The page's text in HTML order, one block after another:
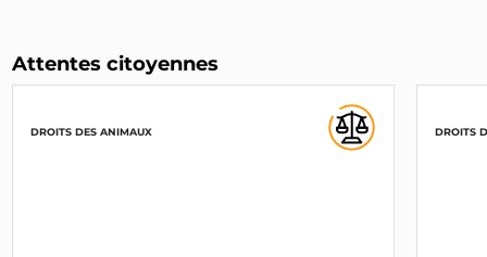
Attentes citoyennes
DROITS DES ANIMAUX DROITS